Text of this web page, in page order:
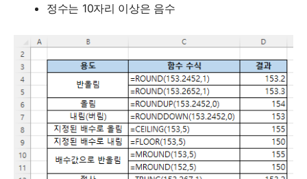
정수는 10자리 이상은 음수